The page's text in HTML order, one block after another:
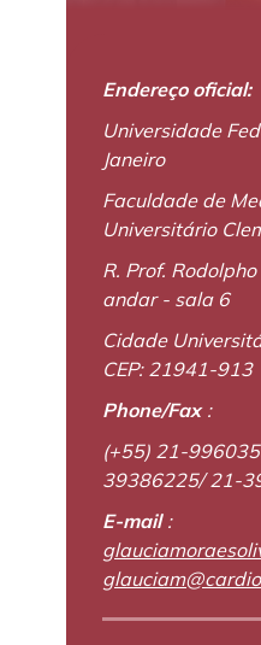
Endereço oficial:
Universidade
Janeiro
Faculdade de
Universitário
R. Prof.
andar - sala 6
Cidade
CEP: 21941-913
Phone/Fax :
(+55) 21-
39386225/ 21-
E-mail :